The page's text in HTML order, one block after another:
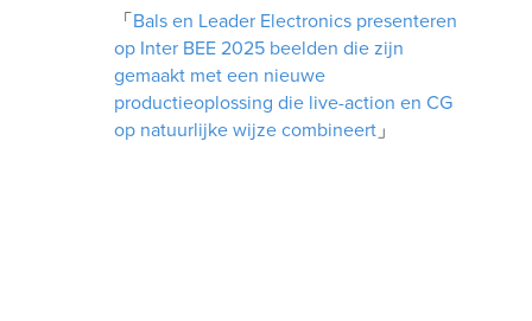
「 Bals en Leader Electronics presenteren
op Inter BEE 2025 beelden die zijn
gemaakt met een nieuwe
productieoplossing die live-action en CG
op natuurlijke wijze combineert」